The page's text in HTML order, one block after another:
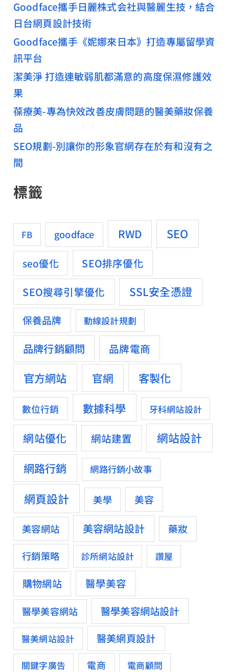
Goodface攜手日麗株式会社與醫麗生技，結合
日台網頁設計技術
Goodface攜手《妮娜來日本》打造專屬留學資
訊平台
潔美淨 打造連敏弱肌都滿意的高度保濕修護效
果
葆療美-專為快效改善皮膚問題的醫美藥妝保養
品
SEO規劃-別讓你的形象官網存在於有和沒有之
間
標籤
FB goodface RWD SEO
seo優化
SEO排序優化
SEO搜尋引擎優化
SSL安全憑證
保養品牌 動線設計規劃
品牌行銷顧問 品牌電商
官方網站 官網 客製化
數位行銷 數據科學 牙科網站設計
網站優化 網站建置
網站設計
網路行銷
網路行銷小故事
網頁設計 美學 美容
美容網站 美容網站設計 藥妝
行銷策略 診所網站設計 讚屋
購物網站 醫學美容
醫學美容網站 醫學美容網站設計
醫美網站設計 醫美網頁設計
關鍵字廣告 電商 電商顧問